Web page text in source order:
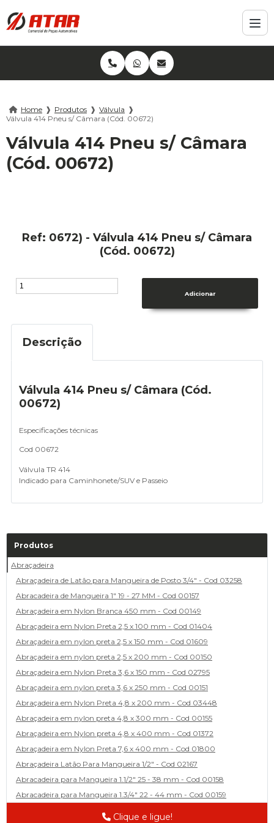
Home ❱ Produtos ❱ Válvula ❱
Válvula 414 Pneu s/ Câmara (Cód. 00672)
Válvula 414 Pneu s/ Câmara
(Cód. 00672)
Ref: 0672) - Válvula 414 Pneu s/ Câmara
(Cód. 00672)
Descrição
Válvula 414 Pneu s/ Câmara (Cód.
00672)
Especificações técnicas
Cod 00672
Válvula TR 414
Indicado para Caminhonete/SUV e Passeio
Produtos
Abraçadeira
Abraçadeira de Latão para Mangueira de Posto 3/4" - Cod 03258
Abracadeira de Mangueira 1" 19 - 27 MM - Cod 00157
Abraçadeira em Nylon Branca 450 mm - Cod 00149
Abraçadeira em Nylon Preta 2,5 x 100 mm - Cod 01404
Abraçadeira em nylon preta 2,5 x 150 mm - Cod 01609
Abraçadeira em nylon preta 2,5 x 200 mm - Cod 00150
Abraçadeira em Nylon Preta 3,6 x 150 mm - Cod 02795
Abraçadeira em nylon preta 3,6 x 250 mm - Cod 00151
Abraçadeira em Nylon Preta 4,8 x 200 mm - Cod 03448
Abraçadeira em nylon preta 4,8 x 300 mm - Cod 00155
Abraçadeira em Nylon preta 4,8 x 400 mm - Cod 01372
Abraçadeira em Nylon Preta 7,6 x 400 mm - Cod 01800
Abraçadeira Latão Para Mangueira 1/2" - Cod 02167
Abracadeira para Mangueira 1.1/2" 25 - 38 mm - Cod 00158
Abracadeira para Mangueira 1.3/4" 22 - 44 mm - Cod 00159
Abracadeira para Mangueira 1/2' 14 - 22 - Cod 02585
Clique e ligue!